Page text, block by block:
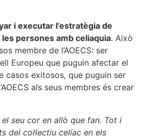
i executar l’estratègia de
persones amb celiaquia. Això
membre de l’AOECS: ser
Europeu que puguin afectar el
casos exitosos, que puguin ser
als seus membres és crear
seu cor en allò que fan. Tot i
del col·lectiu celíac en els